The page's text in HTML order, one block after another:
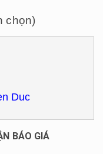
chọn)
Duc
BÁO GIÁ